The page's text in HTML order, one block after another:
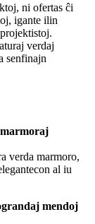
ni ofertas ĉi
igante ilin
verdaj
senfinajn
verda marmoro,
al iu
mendoj